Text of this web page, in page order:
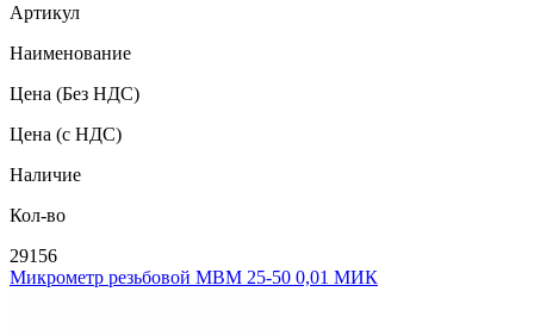
Артикул
Наименование
Цена (Без НДС)
Цена (с НДС)
Наличие
Кол-во
29156
Микрометр резьбовой МВМ 25-50 0,01 МИК